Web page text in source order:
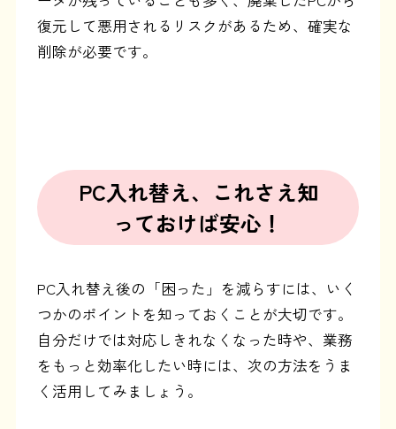
復元して悪用されるリスクがあるため、確実な
削除が必要です。
PC入れ替え、これさえ知
っておけば安心！
PC入れ替え後の「困った」を減らすには、いく
つかのポイントを知っておくことが大切です。
自分だけでは対応しきれなくなった時や、業務
をもっと効率化したい時には、次の方法をうま
く活用してみましょう。